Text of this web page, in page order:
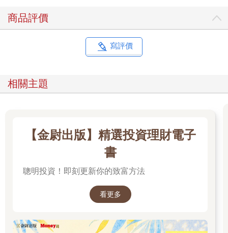
商品評價
寫評價
相關主題
【金尉出版】精選投資理財電子
書
聰明投資！即刻更新你的致富方法
看更多